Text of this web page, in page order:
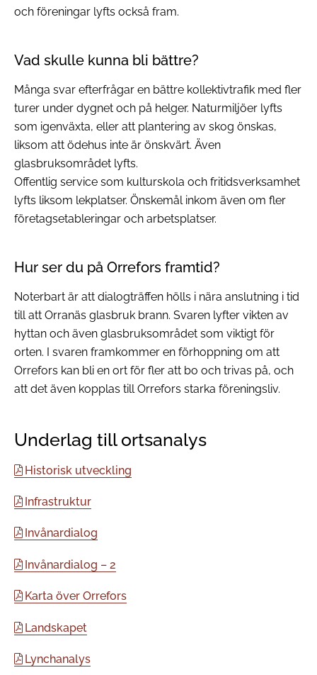
och föreningar lyfts också fram.
Vad skulle kunna bli bättre?
Många svar efterfrågar en bättre kollektivtrafik med fler
turer under dygnet och på helger. Naturmiljöer lyfts
som igenväxta, eller att plantering av skog önskas,
liksom att ödehus inte är önskvärt. Även
glasbruksområdet lyfts.
Offentlig service som kulturskola och fritidsverksamhet
lyfts liksom lekplatser. Önskemål inkom även om fler
företagsetableringar och arbetsplatser.
Hur ser du på Orrefors framtid?
Noterbart är att dialogträffen hölls i nära anslutning i tid
till att Orranäs glasbruk brann. Svaren lyfter vikten av
hyttan och även glasbruksområdet som viktigt för
orten. I svaren framkommer en förhoppning om att
Orrefors kan bli en ort för fler att bo och trivas på, och
att det även kopplas till Orrefors starka föreningsliv.
Underlag till ortsanalys
Historisk utveckling
Infrastruktur
Invånardialog
Invånardialog – 2
Karta över Orrefors
Landskapet
Lynchanalys